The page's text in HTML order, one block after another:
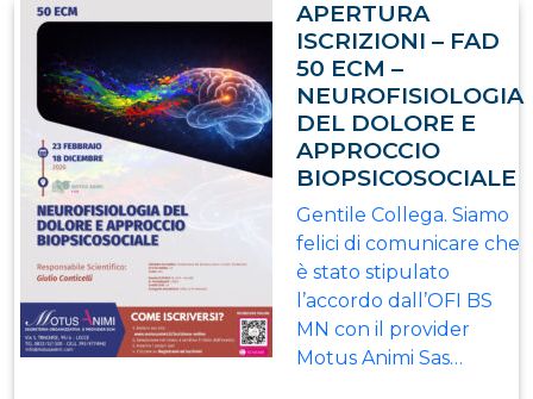
APERTURA
ISCRIZIONI – FAD
50 ECM –
NEUROFISIOLOGIA
DEL DOLORE E
APPROCCIO
BIOPSICOSOCIALE
Gentile Collega. Siamo
felici di comunicare che
è stato stipulato
l’accordo dall’OFI BS
MN con il provider
Motus Animi Sas…